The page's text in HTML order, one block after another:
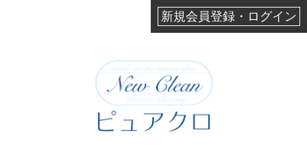
新規会員登録・ログイン